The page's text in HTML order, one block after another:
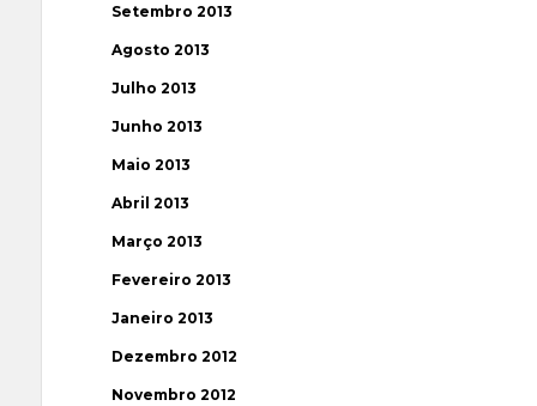
Setembro 2013
Agosto 2013
Julho 2013
Junho 2013
Maio 2013
Abril 2013
Março 2013
Fevereiro 2013
Janeiro 2013
Dezembro 2012
Novembro 2012